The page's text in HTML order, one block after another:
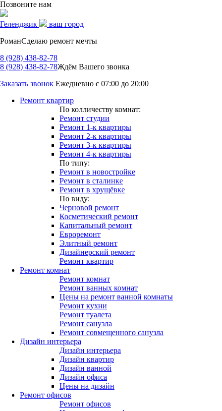
Позвоните нам
Геленджик
ваш город
РоманСделаю ремонт мечты
8 (928) 438-82-78
8 (928) 438-82-78Ждём Вашего звонка
Заказать звонок Ежедневно с 07:00 до 20:00
Ремонт квартир
По колличеству комнат:
Ремонт студии
Ремонт 1-к квартиры
Ремонт 2-к квартиры
Ремонт 3-к квартиры
Ремонт 4-к квартиры
По типу:
Ремонт в новостройке
Ремонт в сталинке
Ремонт в хрущёвке
По виду:
Черновой ремонт
Косметический ремонт
Капитальный ремонт
Евроремонт
Элитный ремонт
Дизайнерский ремонт
Ремонт квартир
Ремонт комнат
Ремонт комнат
Ремонт ванных комнат
Цены на ремонт ванной комнаты
Ремонт кухни
Ремонт туалета
Ремонт санузла
Ремонт совмещенного санузла
Дизайн интерьера
Дизайн интерьера
Дизайн квартир
Дизайн ванной
Дизайн офиса
Цены на дизайн
Ремонт офисов
Ремонт офисов